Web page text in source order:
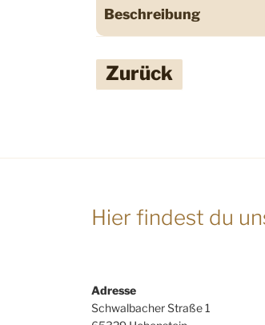
Beschreibung
Zurück
Hier findest du
Adresse
Schwalbacher Straße 1